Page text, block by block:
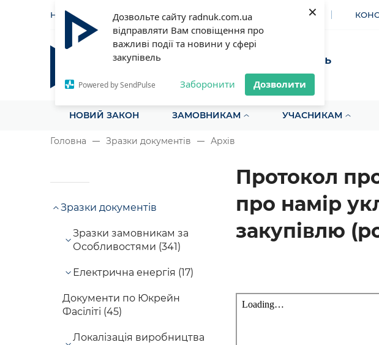
Дозвольте сайту radnuk.com.ua
відправляти Вам сповіщення про
важливі події та новини у сфері
закупівель
Powered by SendPulse Заборонити Дозволити
×
НОВИНИ СТАТТІ ІНСТРУМЕНТИ
Радник у сфері публічних закупівель
Все для закупівель на одному порталі
НОВИЙ ЗАКОН ЗАМОВНИКАМ УЧАСНИКАМ
Головна Зразки документів Архів
Зразки документів
Зразки замовникам за
Особливостями (341)
Електрична енергія (17)
Документи по Юкрейн
Фасіліті (45)
Локалізація виробництва
Протокол
про намір
закупівлю